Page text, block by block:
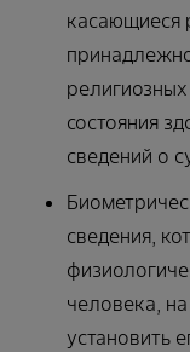
касающиеся
состояния
сведений о
сведения,
человека,
установить